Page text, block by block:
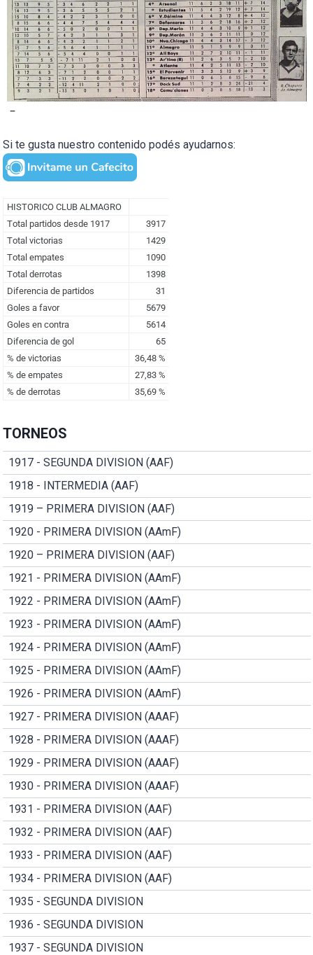
–
Si te gusta nuestro contenido podés ayudarnos:
TORNEOS
1917 - SEGUNDA DIVISION (AAF)
1918 - INTERMEDIA (AAF)
1919 – PRIMERA DIVISION (AAF)
1920 - PRIMERA DIVISION (AAmF)
1920 – PRIMERA DIVISION (AAF)
1921 - PRIMERA DIVISION (AAmF)
1922 - PRIMERA DIVISION (AAmF)
1923 - PRIMERA DIVISION (AAmF)
1924 - PRIMERA DIVISION (AAmF)
1925 - PRIMERA DIVISION (AAmF)
1926 - PRIMERA DIVISION (AAmF)
1927 - PRIMERA DIVISION (AAAF)
1928 - PRIMERA DIVISION (AAAF)
1929 - PRIMERA DIVISION (AAAF)
1930 - PRIMERA DIVISION (AAAF)
1931 - PRIMERA DIVISION (AAF)
1932 - PRIMERA DIVISION (AAF)
1933 - PRIMERA DIVISION (AAF)
1934 - PRIMERA DIVISION (AAF)
1935 - SEGUNDA DIVISION
1936 - SEGUNDA DIVISION
1937 - SEGUNDA DIVISION